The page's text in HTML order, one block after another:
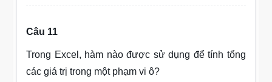
Câu 11
Trong Excel, hàm nào được sử dụng để tính tổng
các giá trị trong một phạm vi ô?